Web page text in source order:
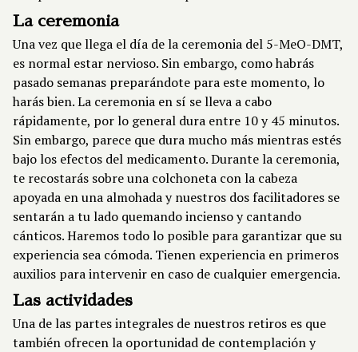
La ceremonia
Una vez que llega el día de la ceremonia del 5-MeO-DMT,
es normal estar nervioso. Sin embargo, como habrás
pasado semanas preparándote para este momento, lo
harás bien. La ceremonia en sí se lleva a cabo
rápidamente, por lo general dura entre 10 y 45 minutos.
Sin embargo, parece que dura mucho más mientras estés
bajo los efectos del medicamento. Durante la ceremonia,
te recostarás sobre una colchoneta con la cabeza
apoyada en una almohada y nuestros dos facilitadores se
sentarán a tu lado quemando incienso y cantando
cánticos. Haremos todo lo posible para garantizar que su
experiencia sea cómoda. Tienen experiencia en primeros
auxilios para intervenir en caso de cualquier emergencia.
Las actividades
Una de las partes integrales de nuestros retiros es que
también ofrecen la oportunidad de contemplación y